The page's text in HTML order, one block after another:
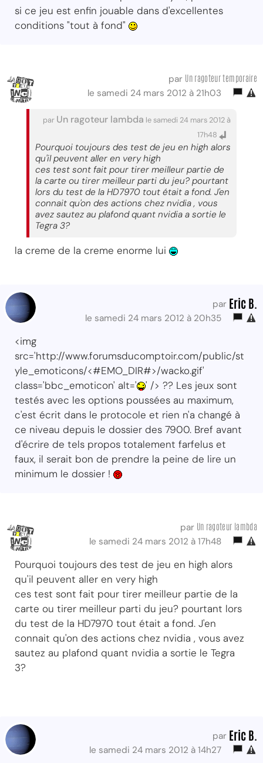
si ce jeu est enfin jouable dans d'excellentes
conditions "tout à fond"
par Un ragoteur temporaire
le samedi 24 mars 2012 à 21h03
par Un ragoteur lambda le samedi 24 mars 2012 à
17h48
Pourquoi toujours des test de jeu en high alors
qu'il peuvent aller en very high
ces test sont fait pour tirer meilleur partie de
la carte ou tirer meilleur parti du jeu? pourtant
lors du test de la HD7970 tout était a fond. J'en
connait qu'on des actions chez nvidia , vous
avez sautez au plafond quant nvidia a sortie le
Tegra 3?
la creme de la creme enorme lui
par Eric B.
le samedi 24 mars 2012 à 20h35
<img
src='http://www.forumsducomptoir.com/public/st
yle_emoticons/<#EMO_DIR#>/wacko.gif'
class='bbc_emoticon' alt='
' /> ?? Les jeux sont
testés avec les options poussées au maximum,
c'est écrit dans le protocole et rien n'a changé à
ce niveau depuis le dossier des 7900. Bref avant
d'écrire de tels propos totalement farfelus et
faux, il serait bon de prendre la peine de lire un
minimum le dossier !
par Un ragoteur lambda
le samedi 24 mars 2012 à 17h48
Pourquoi toujours des test de jeu en high alors
qu'il peuvent aller en very high
ces test sont fait pour tirer meilleur partie de la
carte ou tirer meilleur parti du jeu? pourtant lors
du test de la HD7970 tout était a fond. J'en
connait qu'on des actions chez nvidia , vous avez
sautez au plafond quant nvidia a sortie le Tegra
3?
par Eric B.
le samedi 24 mars 2012 à 14h27